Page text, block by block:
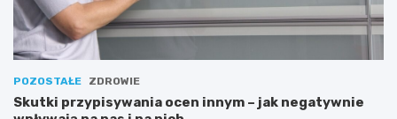
POZOSTAŁE ZDROWIE
Skutki przypisywania ocen innym – jak negatywnie